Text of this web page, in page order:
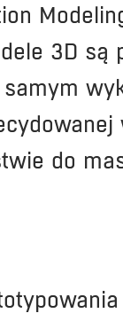
3D
do